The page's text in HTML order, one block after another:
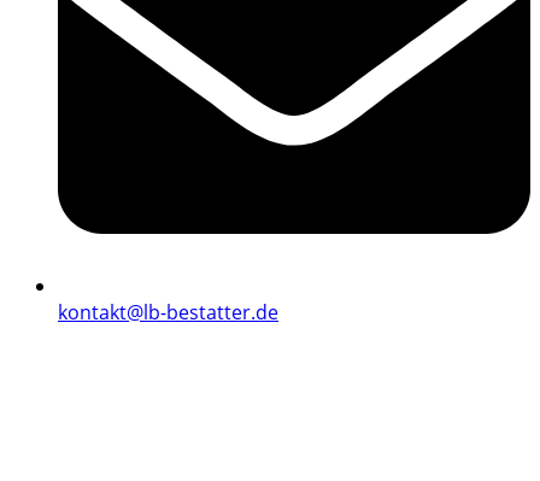
kontakt@lb-bestatter.de